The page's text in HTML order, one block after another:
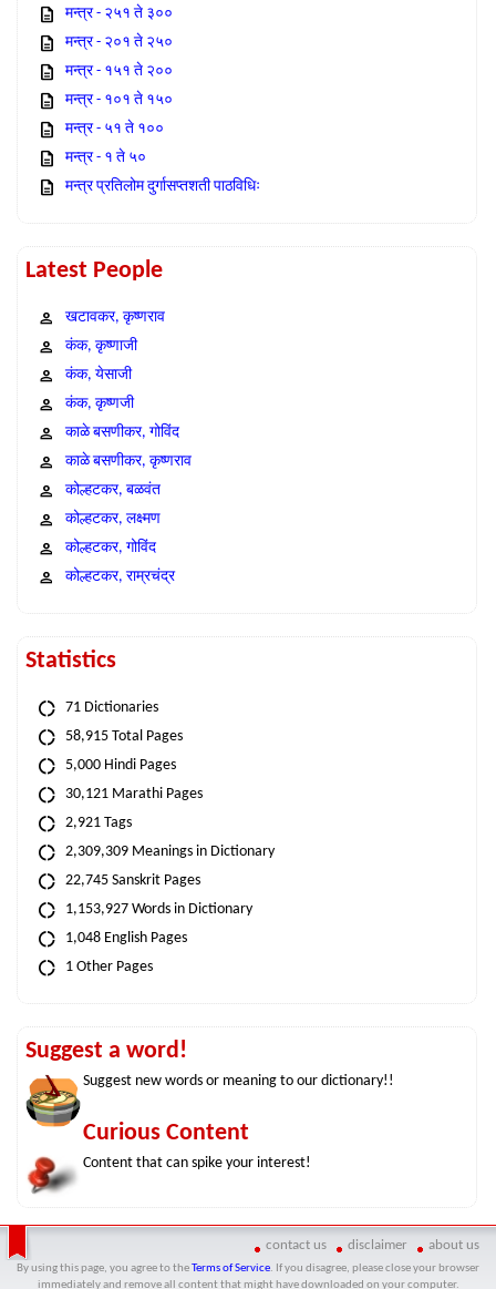
मन्त्र - २५१ ते ३००
मन्त्र - २०१ ते २५०
मन्त्र - १५१ ते २००
मन्त्र - १०१ ते १५०
मन्त्र - ५१ ते १००
मन्त्र - १ ते ५०
मन्त्र प्रतिलोम दुर्गासप्तशती पाठविधिः
Latest People
खटावकर, कृष्णराव
कंक, कृष्णाजी
कंक, येसाजी
कंक, कृष्णजी
काळे बसणीकर, गोविंद
काळे बसणीकर, कृष्णराव
कोल्हटकर, बळवंत
कोल्हटकर, लक्ष्मण
कोल्हटकर, गोविंद
कोल्हटकर, राम्रचंद्र
Statistics
71 Dictionaries
58,915 Total Pages
5,000 Hindi Pages
30,121 Marathi Pages
2,921 Tags
2,309,309 Meanings in Dictionary
22,745 Sanskrit Pages
1,153,927 Words in Dictionary
1,048 English Pages
1 Other Pages
Suggest a word!
Suggest new words or meaning to our dictionary!!
Curious Content
Content that can spike your interest!
contact us disclaimer about us
By using this page, you agree to the Terms of Service. If you disagree, please close your browser
immediately and remove all content that might have downloaded on your computer.